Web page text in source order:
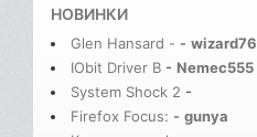
НОВИНКИ
Glen Hansard - - wizard76
IObit Driver B - Nemec555
System Shock 2 -
Firefox Focus: - gunya